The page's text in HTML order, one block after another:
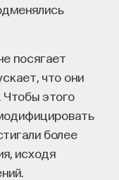
посягает
что они
этого
более
исходя